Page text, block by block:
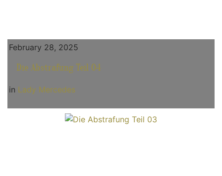
February 28, 2025
Die Abstrafung Teil 04
in Lady Mercedes